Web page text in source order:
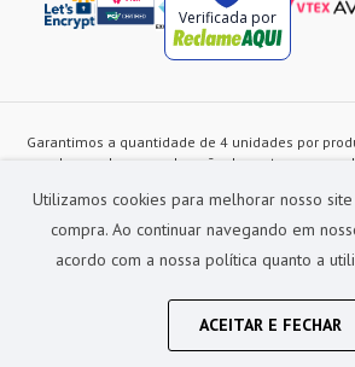
Utilizamos cookies para melhorar nosso
compra. Ao continuar navegando em
acordo com a nossa política quanto a
ACEITAR E FECHAR
Verificada por
Garantimos a quantidade de 4 unidades por
ou de acordo com a duração dos estoques,
alterados a qualquer instante sem prévia
para a loja virtual, não restando nenhuma
lojas físicas da rede Preçolandia. Todas as
meramente ilustrativas.
Preçolandia Comercial Ltda CNPJ:
sac@precolandia.com.br - (11)